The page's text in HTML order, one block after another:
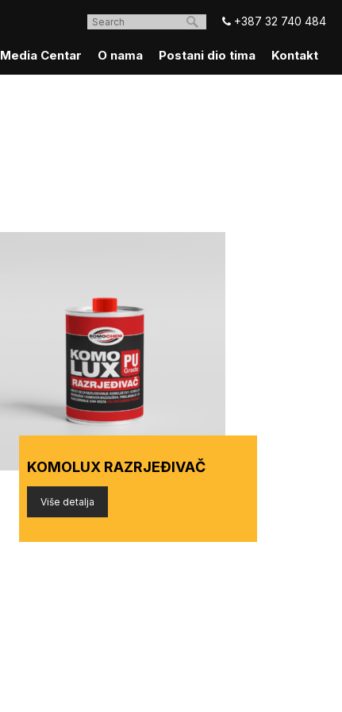
+387 32 740 484
Media Centar O nama Postani dio tima Kontakt
KOMOLUX RAZRJEĐIVAČ
Više detalja